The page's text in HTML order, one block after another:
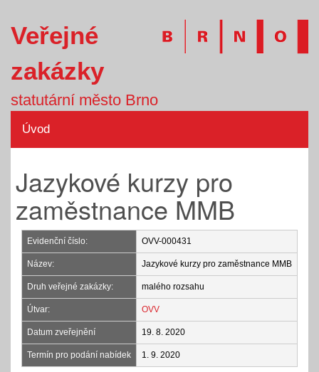
Veřejné
zakázky
statutární město Brno
Úvod
Jazykové kurzy pro
zaměstnance MMB
Evidenční číslo: OVV-000431
Název: Jazykové kurzy pro zaměstnance MMB
Druh veřejné zakázky: malého rozsahu
Útvar: OVV
Datum zveřejnění 19. 8. 2020
Termín pro podání nabídek 1. 9. 2020